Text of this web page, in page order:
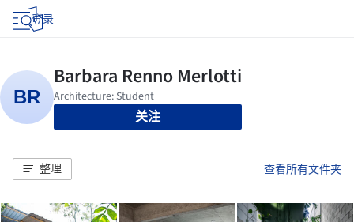
登录
关注
整理 查看所有文件夹